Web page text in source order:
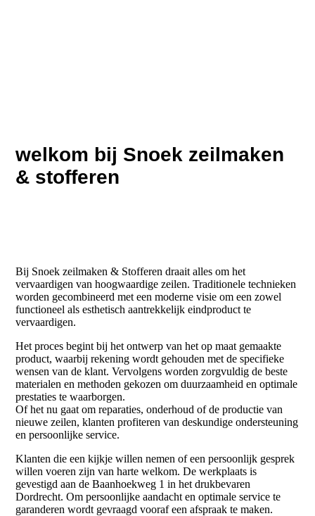
welkom bij Snoek zeilmaken
& stofferen
Bij Snoek zeilmaken & Stofferen draait alles om het
vervaardigen van hoogwaardige zeilen. Traditionele technieken
worden gecombineerd met een moderne visie om een zowel
functioneel als esthetisch aantrekkelijk eindproduct te
vervaardigen.
Het proces begint bij het ontwerp van het op maat gemaakte
product, waarbij rekening wordt gehouden met de specifieke
wensen van de klant. Vervolgens worden zorgvuldig de beste
materialen en methoden gekozen om duurzaamheid en optimale
prestaties te waarborgen.
Of het nu gaat om reparaties, onderhoud of de productie van
nieuwe zeilen, klanten profiteren van deskundige ondersteuning
en persoonlijke service.
Klanten die een kijkje willen nemen of een persoonlijk gesprek
willen voeren zijn van harte welkom. De werkplaats is
gevestigd aan de Baanhoekweg 1 in het drukbevaren
Dordrecht. Om persoonlijke aandacht en optimale service te
garanderen wordt gevraagd vooraf een afspraak te maken.